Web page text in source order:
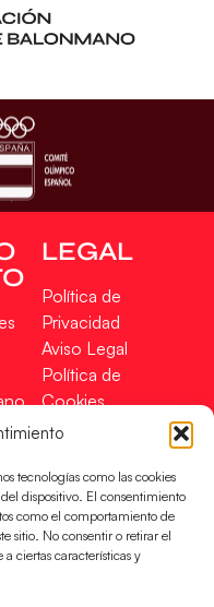
tecnologías como las cookies
dispositivo. El consentimiento
como el comportamiento de
sitio. No consentir o retirar el
ciertas características y
LEGAL
Política de
Privacidad
Aviso Legal
Política de
Cookies
Mapa Web